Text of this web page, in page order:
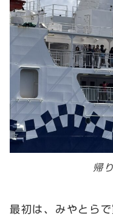
帰
最初は、みやとら